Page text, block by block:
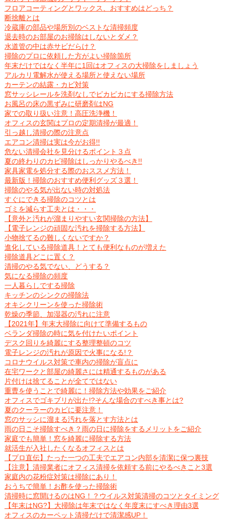
フロアコーティングとワックス、おすすめはどっち？
断捨離とは
冷蔵庫の部品や場所別のベストな清掃頻度
退去時のお部屋のお掃除はしないとダメ？
水道管の中は赤サビだらけ？
掃除のプロに依頼した方がよい掃除箇所
年末だけではなく半年に1回はオフィスの大掃除をしましょう
アルカリ電解水が使える場所と使えない場所
カーテンの結露・カビ対策
窓サッシレールを洗剤なしでピカピカにする掃除方法
お風呂の床の黒ずみに研磨剤はNG
家での取り扱い注意！高圧洗浄機！
オフィスの玄関はプロの定期清掃が最適！
引っ越し清掃の際の注意点
エアコン清掃は実は今がお得!!
危ない清掃会社を見分けるポイント３点
夏の終わりのカビ掃除はしっかりやるべき!!
家具家電を処分する際のおススメ方法！
最新版！掃除のおすすめ便利グッズ３選！
掃除のやる気が出ない時の対処法
すぐにできる掃除のコツとは
ゴミを減らす工夫とは・・・
【意外と汚れが溜まりやすい玄関掃除の方法】
【電子レンジの頑固な汚れを掃除する方法】
小物捨てるの難しくないですか？
進化している掃除道具！とても便利なものが増えた
掃除道具どこに置く？
清掃のやる気でない、どうする？
気になる掃除の頻度
一人暮らしでする掃除
キッチンのシンクの掃除法
オキシクリーンを使った掃除術
乾燥の季節、加湿器の汚れに注意
【2021年】年末大掃除に向けて準備するもの
ベランダ掃除の時に気を付けたいポイント
デスク回りを綺麗にする整理整頓のコツ
電子レンジの汚れが原因で火事になる!？
コロナウイルス対策で車内の掃除が盲点に
在宅ワークと部屋の綺麗さには精通するものがある
片付けは捨てることが全てではない
重曹を使うことで綺麗に！掃除方法や効果をご紹介
オフィスでゴキブリが出た!?そんな場合のすべき事とは?
夏のクーラーのカビに要注意！
窓のサッシに溜まる汚れを落とす方法とは
雨の日こそ掃除すべき？雨の日に掃除をするメリットをご紹介
家庭でも簡単！窓を綺麗に掃除する方法
就活生が入社したくなるオフィスとは
【プロ直伝】たった一つの工夫でエアコン内部を清潔に保つ裏技
【注意】清掃業者にオフィス清掃を依頼する前にやるべきこと3選
家庭内の花粉症対策は掃除にあり！
おうちで簡単！お酢を使った掃除術
清掃時に窓開けるのはNG！？ウイルス対策清掃のコツとタイミング
【年末はNG?】大掃除は年末ではなく年度末にすべき理由3選
オフィスのカーペット清掃だけで清潔感UP！